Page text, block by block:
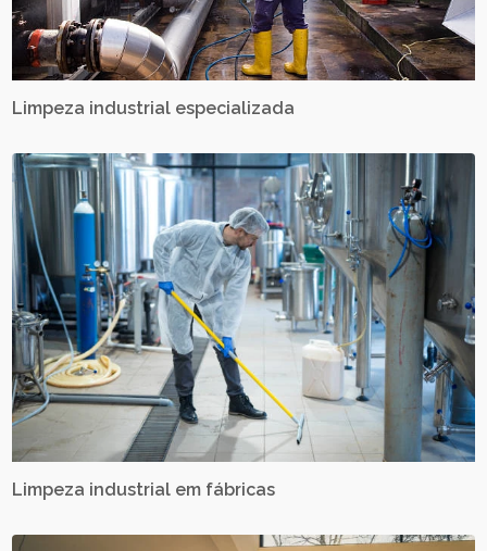
Limpeza industrial especializada
Limpeza industrial em fábricas